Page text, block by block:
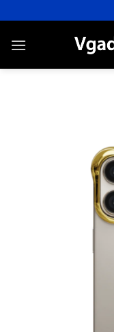
ไป
ยัง